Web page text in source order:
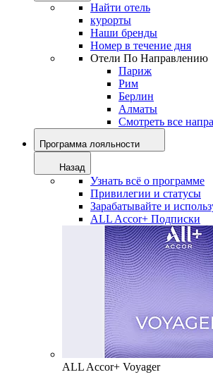
Найти отель
курорты
Наши бренды
Номер в течение дня
Отели По Направлению
Париж
Рим
Берлин
Алматы
Смотреть все
Программа лояльности
Назад
Узнать всё о программе
Привилегии и статусы
Зарабатывайте и
ALL Accor+ Подписки
ALL Accor+ Voyager